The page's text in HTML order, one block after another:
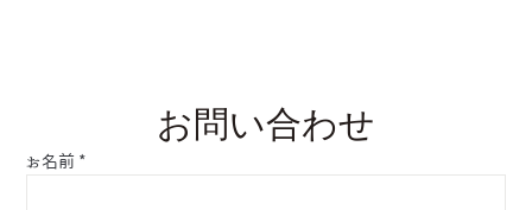
お問い合わせ
お名前 *